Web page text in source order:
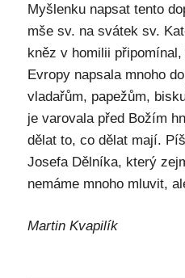
Myšlenku napsat tento
mše sv. na svátek sv.
kněz v homilii
Evropy napsala mnoho
vladařům, papežům,
je varovala před Božím
dělat to, co dělat mají.
Josefa Dělníka, který
nemáme mnoho mluvit,
Martin Kvapilík